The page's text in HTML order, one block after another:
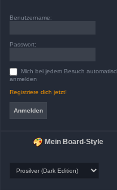
Benutzername:
Passwort:
Mich bei jedem Besuch
anmelden
Registriere dich jetzt!
Mein Board-Style